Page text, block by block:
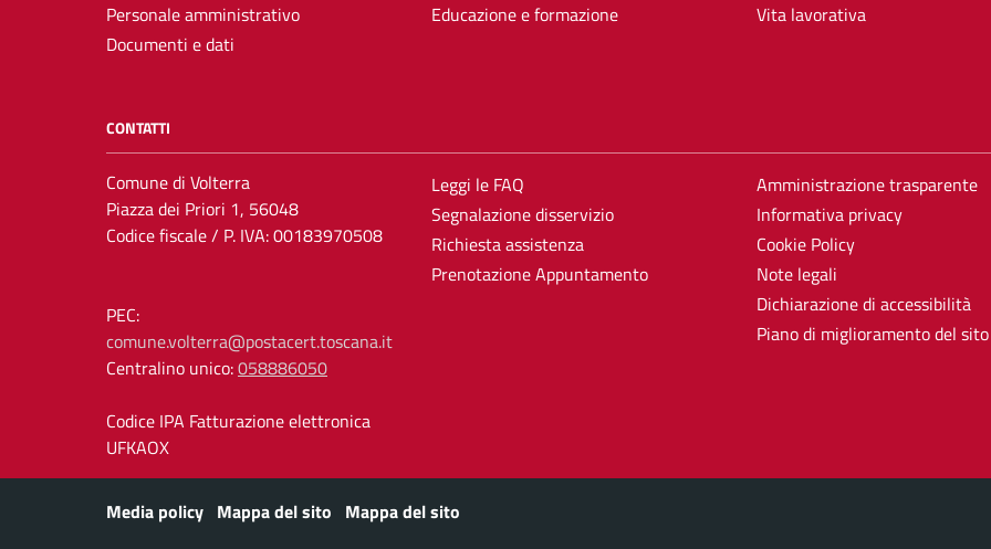
Personale amministrativo
Documenti e dati
Educazione e formazione
Vita lavorativa
CONTATTI
Comune di Volterra
Piazza dei Priori 1, 56048
Codice fiscale / P. IVA: 00183970508
PEC:
comune.volterra@postacert.toscana.it
Centralino unico:058886050
Codice IPA Fatturazione elettronica
UFKAOX
Leggi le FAQ
Segnalazione disservizio
Richiesta assistenza
Prenotazione Appuntamento
Amministrazione trasparente
Informativa privacy
Cookie Policy
Note legali
Dichiarazione di accessibilità
Piano di miglioramento del sito
Media policy Mappa del sito Mappa del sito